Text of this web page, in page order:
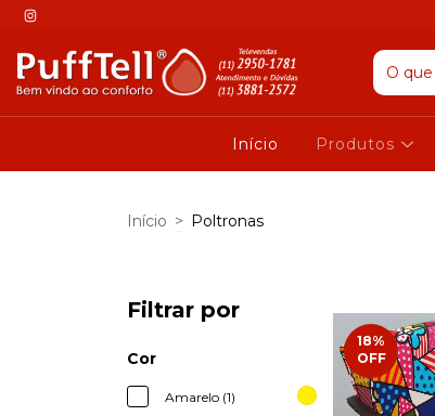
Início Produtos
Início > Poltronas
Filtrar por
Cor
Amarelo (1)
18%
OFF